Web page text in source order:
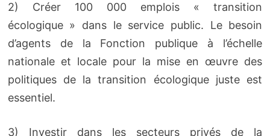
2) Créer 100 000 emplois « transition
écologique » dans le service public. Le besoin
d’agents de la Fonction publique à l’échelle
nationale et locale pour la mise en œuvre des
politiques de la transition écologique juste est
essentiel.
3) Investir dans les secteurs privés de la